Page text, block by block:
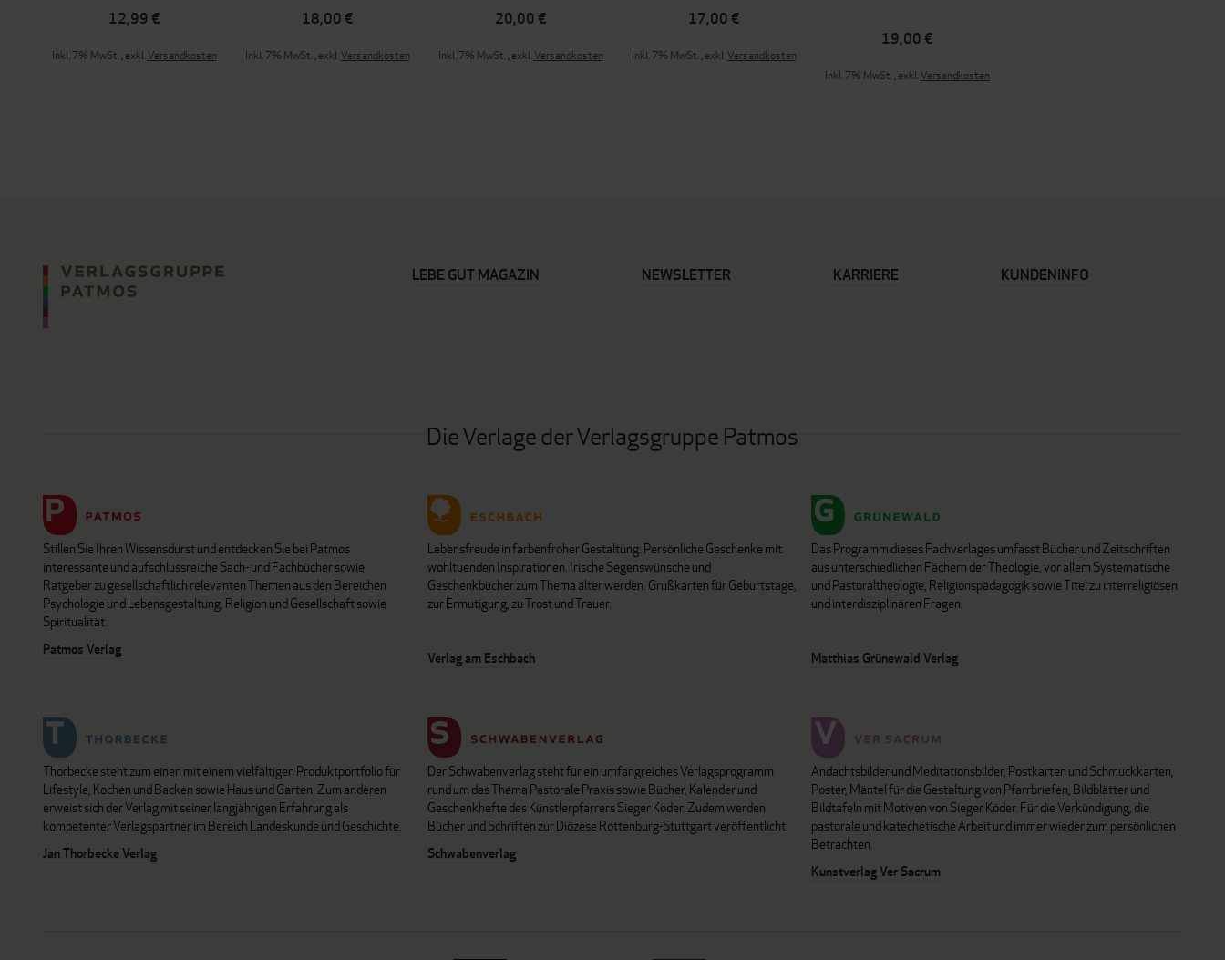
12,99 €
Inkl. 7% MwSt.,exkl.Versandkosten
18,00 €
Inkl. 7% MwSt.,exkl.Versandkosten
20,00 €
Inkl. 7% MwSt.,exkl.Versandkosten
17,00 €
Inkl. 7% MwSt.,exkl.Versandkosten
19,00 €
Inkl. 7% MwSt.,exkl.Versandkosten
LEBE GUT MAGAZIN NEWSLETTER KARRIERE KUNDENINFO
Die Verlage der Verlagsgruppe Patmos
Stillen Sie Ihren Wissensdurst und entdecken Sie bei Patmos
interessante und aufschlussreiche Sach- und Fachbücher sowie
Ratgeber zu gesellschaftlich relevanten Themen aus den Bereichen
Psychologie und Lebensgestaltung, Religion und Gesellschaft sowie
Spiritualität.
Patmos Verlag
Lebensfreude in farbenfroher Gestaltung: Persönliche Geschenke mit
wohltuenden Inspirationen. Irische Segenswünsche und
Geschenkbücher zum Thema älter werden. Grußkarten für Geburtstage,
zur Ermutigung, zu Trost und Trauer.
Verlag am Eschbach
Das Programm dieses Fachverlages umfasst Bücher und Zeitschriften
aus unterschiedlichen Fächern der Theologie, vor allem Systematische
und Pastoraltheologie, Religionspädagogik sowie Titel zu interreligiösen
und interdisziplinären Fragen.
Matthias Grünewald Verlag
Thorbecke steht zum einen mit einem vielfältigen Produktportfolio für
Lifestyle, Kochen und Backen sowie Haus und Garten. Zum anderen
erweist sich der Verlag mit seiner langjährigen Erfahrung als
kompetenter Verlagspartner im Bereich Landeskunde und Geschichte.
Jan Thorbecke Verlag
Der Schwabenverlag steht für ein umfangreiches Verlagsprogramm
rund um das Thema Pastorale Praxis sowie Bücher, Kalender und
Geschenkhefte des Künstlerpfarrers Sieger Köder. Zudem werden
Bücher und Schriften zur Diözese Rottenburg-Stuttgart veröffentlicht.
Schwabenverlag
Andachtsbilder und Meditationsbilder, Postkarten und Schmuckkarten,
Poster, Mäntel für die Gestaltung von Pfarrbriefen, Bildblätter und
Bildtafeln mit Motiven von Sieger Köder. Für die Verkündigung, die
pastorale und katechetische Arbeit und immer wieder zum persönlichen
Betrachten.
Kunstverlag Ver Sacrum